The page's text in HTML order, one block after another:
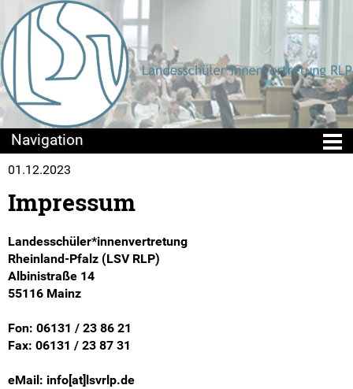
Die LSV
Positionen & Lesestoff
Mach mit!
SV-Arbeit vor Ort
Du hast Recht(e)
01.12.2023
Impressum
Landesschüler*innenvertretung
Rheinland-Pfalz (LSV RLP)
Albinistraße 14
55116 Mainz
Fon: 06131 / 23 86 21
Fax: 06131 / 23 87 31
eMail: info[at]lsvrlp.de